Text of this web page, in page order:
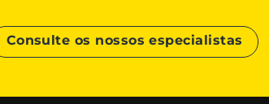
Consulte os nossos especialistas